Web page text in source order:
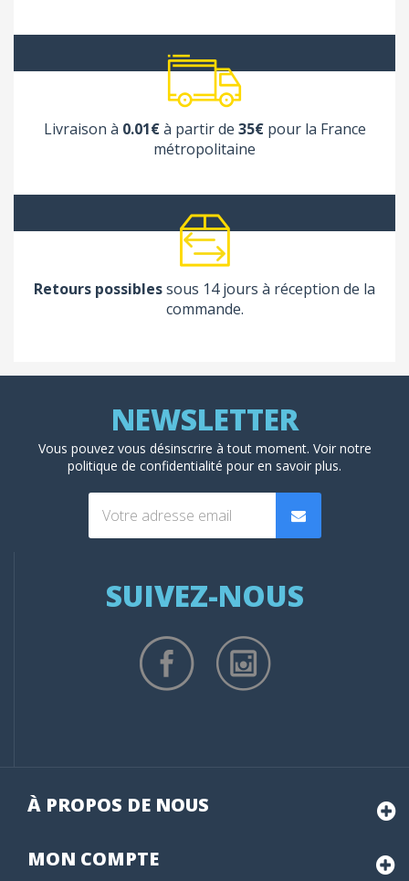
Livraison à 0.01€à partir de 35€pour la France
métropolitaine
Retours possiblessous 14 jours à réception de la
commande.
Vous pouvez vous désinscrire à tout moment. Voir notre
politique de confidentialité pour en savoir plus.
SUIVEZ-NOUS
À PROPOS DE NOUS
MON COMPTE